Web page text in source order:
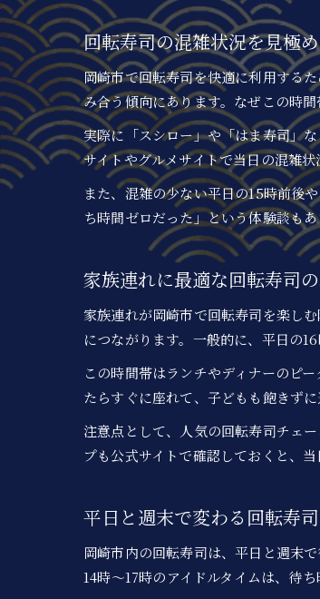
回転寿司の混雑状況を見極
岡崎市で回転寿司を快適に利用する
み合う傾向にあります。なぜこの時
実際に「スシロー」や「はま寿司」
サイトやグルメサイトで当日の混雑
また、混雑の少ない平日の15時前後
ち時間ゼロだった」という体験談も
家族連れに最適な回転寿司
家族連れが岡崎市で回転寿司を楽し
につながります。一般的に、平日の
この時間帯はランチやディナーのピ
たらすぐに座れて、子どもも飽きず
注意点として、人気の回転寿司チェ
プも公式サイトで確認しておくと、当
平日と週末で変わる回転寿
岡崎市内の回転寿司は、平日と週末
14時～17時のアイドルタイムは、待